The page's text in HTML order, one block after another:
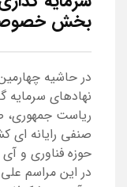
بخش
در حاشیه
نهادهای سرمایه
ریاست جمهوری،
صنفی رایانه ای
حوزه فناوری و
در این مراسم